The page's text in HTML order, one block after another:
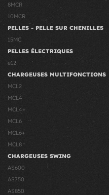
8MCR
10MCR
PELLES - PELLE SUR CHENILLES
15MC
PELLES ÉLECTRIQUES
e12
CHARGEUSES MULTIFONCTIONS
MCL2
MCL4
MCL4+
MCL6
MCL6+
MCL8
CHARGEUSES SWING
AS600
AS750
AS850